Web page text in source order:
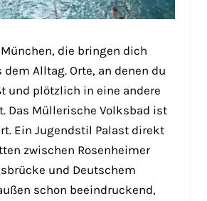
die bringen dich
Alltag. Orte, an denen du
und plötzlich in eine andere
Das Müllerische Volksbad ist
Ein Jugendstil Palast direkt
zwischen Rosenheimer
und Deutschem
schon beeindruckend,